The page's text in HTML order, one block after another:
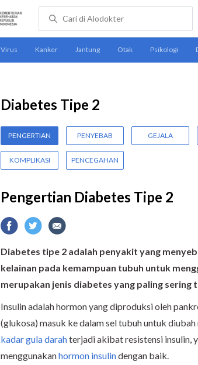
Diabetes Tipe 2
PENGERTIAN PENYEBAB GEJALA
KOMPLIKASI PENCEGAHAN
Pengertian Diabetes Tipe 2
Diabetes tipe 2 adalah penyakit yang
kelainan pada kemampuan tubuh untuk
merupakan jenis diabetes yang paling sering
Insulin adalah hormon yang diproduksi oleh
(glukosa) masuk ke dalam sel tubuh untuk
kadar gula darahterjadi akibat resistensi insulin,
menggunakanhormon insulindengan baik.